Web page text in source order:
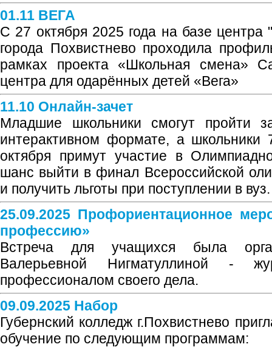
01.11 ВЕГА
С 27 октября 2025 года на базе
города Похвистнево проходила
рамках проекта «Школьная смена»
центра для одарённых детей «Вега»
11.10 Онлайн-зачет
Младшие школьники смогут пройти
интерактивном формате, а
октября примут участие в
шанс выйти в финал Всероссийской
и получить льготы при поступлении в вуз.
25.09.2025 Профориентационное
профессию»
Встреча для учащихся была
Валерьевной Нигматуллиной -
профессионалом своего дела.
09.09.2025 Набор
Губернский колледж г.Похвистнево
обучение по следующим программам: